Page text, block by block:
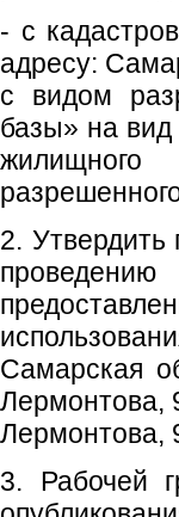
- с
адресу:
с видом
базы» на вид
жилищного
2. Утвердить
Самарская
Лермонтова,
Лермонтова,
3. Рабочей